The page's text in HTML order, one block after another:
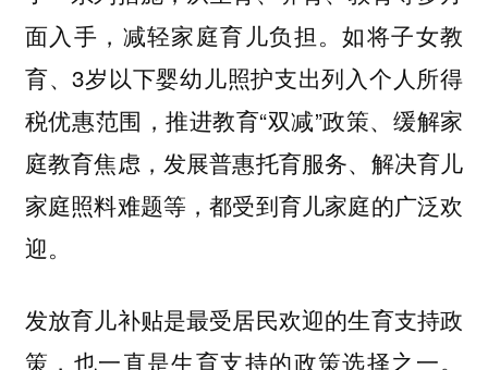
面入手，减轻家庭育儿负担。如将子女教
育、3岁以下婴幼儿照护支出列入个人所得
税优惠范围，推进教育“双减”政策、缓解家
庭教育焦虑，发展普惠托育服务、解决育儿
家庭照料难题等，都受到育儿家庭的广泛欢
迎。
发放育儿补贴是最受居民欢迎的生育支持政
策，也一直是生育支持的政策选择之一。